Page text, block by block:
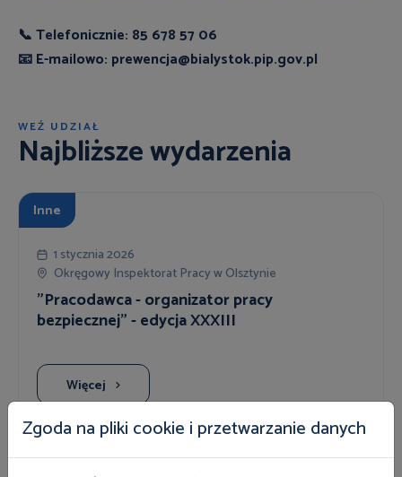
📞 Telefonicznie: 85 678 57 06
📧 E-mailowo: prewencja@bialystok.pip.gov.pl
WEŹ UDZIAŁ
Najbliższe wydarzenia
Inne
1 stycznia 2026
Okręgowy Inspektorat Pracy w Olsztynie
"Pracodawca - organizator pracy
bezpiecznej" - edycja XXXIII
Więcej
Zgoda na pliki cookie i przetwarzanie danych